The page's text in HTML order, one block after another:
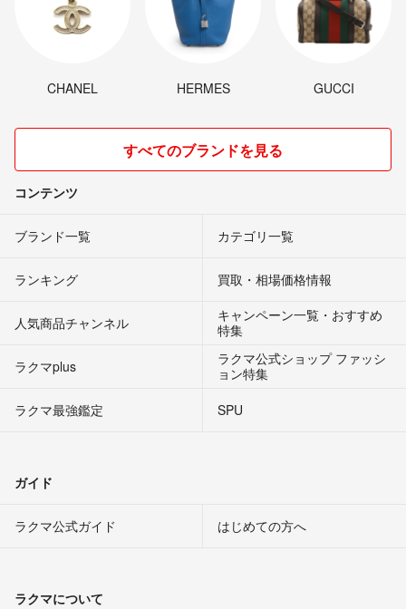
CHANEL HERMES GUCCI
すべてのブランドを見る
コンテンツ
ブランド一覧 カテゴリ一覧
ランキング 買取・相場価格情報
人気商品チャンネル
キャンペーン一覧・おすすめ
特集
ラクマplus
ラクマ公式ショップ ファッシ
ョン特集
ラクマ最強鑑定
SPU
ガイド
ラクマ公式ガイド はじめての方へ
ラクマについて